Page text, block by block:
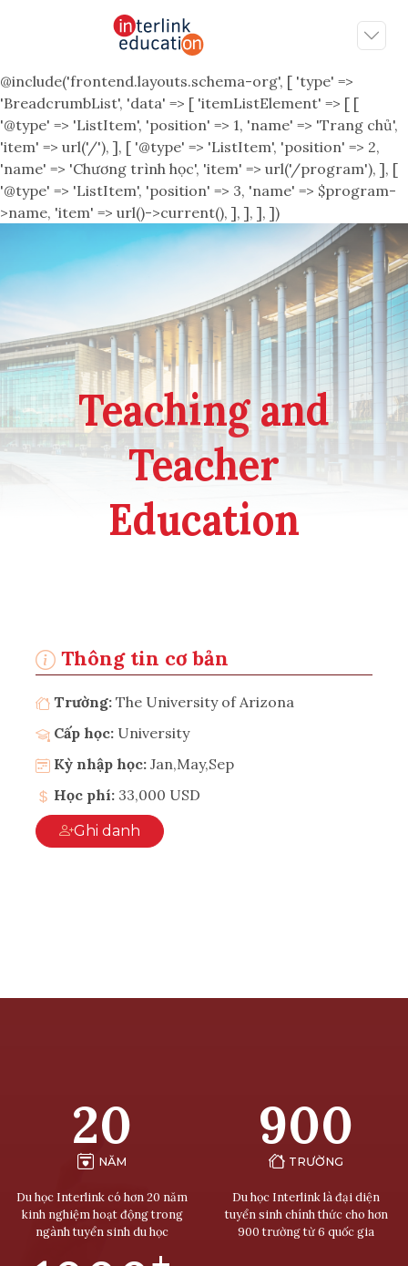
@include('frontend.layouts.schema-org', [ 'type' =>
'BreadcrumbList', 'data' => [ 'itemListElement' => [ [
'@type' => 'ListItem', 'position' => 1, 'name' => 'Trang chủ',
'item' => url('/'), ], [ '@type' => 'ListItem', 'position' => 2,
'name' => 'Chương trình học', 'item' => url('/program'), ], [
'@type' => 'ListItem', 'position' => 3, 'name' => $program-
>name, 'item' => url()->current(), ], ], ], ])
Teaching and
Teacher
Education
Thông tin cơ bản
Trường: The University of Arizona
Cấp học: University
Kỳ nhập học: Jan,May,Sep
Học phí: 33,000 USD
Ghi danh
20
NĂM
Du học Interlink có hơn 20 năm
kinh nghiệm hoạt động trong
ngành tuyển sinh du học
900
TRƯỜNG
Du học Interlink là đại diện
tuyển sinh chính thức cho hơn
900 trường từ 6 quốc gia